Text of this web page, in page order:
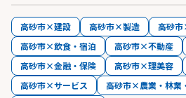
高砂市×建設 高砂市×製造 高砂
高砂市×飲食・宿泊
高砂市×不動産
高砂市×金融・保険
高砂市×理美容
高砂市×サービス
高砂市×農業・林業